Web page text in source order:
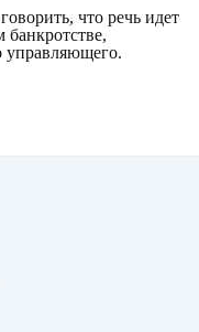
что речь идет
управляющего.